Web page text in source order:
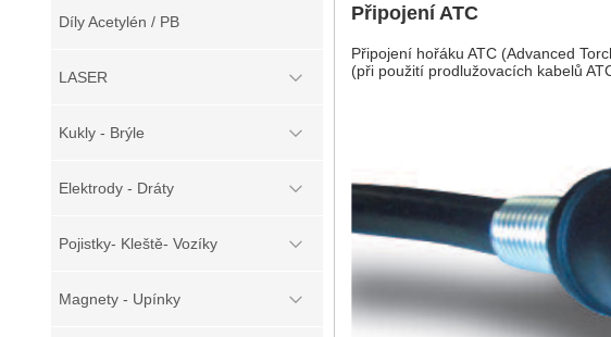
Díly Acetylén / PB
LASER
Kukly - Brýle
Elektrody - Dráty
Pojistky- Kleště- Vozíky
Magnety - Upínky
Připojení ATC
Připojení hořáku ATC (Advanced
(při použití prodlužovacích kabelů